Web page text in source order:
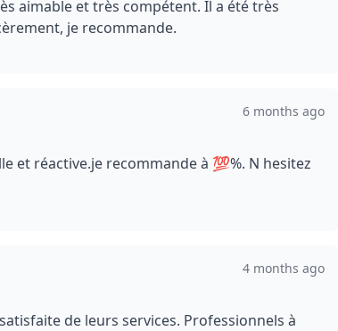
aimable et très compétent. Il a été très
je recommande.
6 months ago
et réactive.je recommande à 💯%. N hesitez
4 months ago
de leurs services. Professionnels à